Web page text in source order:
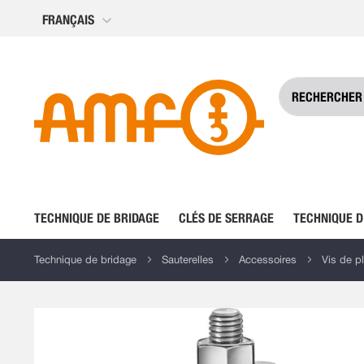
Allez
FRANÇAIS
TECHNIQUE DE BRIDAGE CLÉS DE SERRAGE TECHNIQUE
Technique de bridage Sauterelles Accessoires Vis de